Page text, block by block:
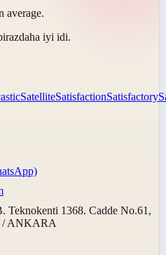
average.
daha iyi idi.
SatelliteSatisfactionSatisfactory
Teknokenti 1368. Cadde No.61,
/ ANKARA